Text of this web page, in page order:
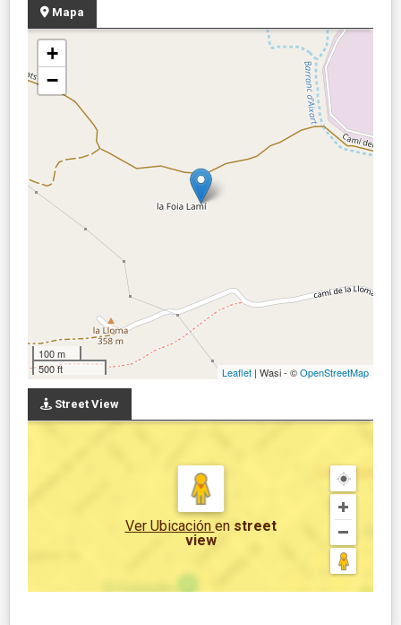
Mapa
+
−
100 m
500 ft
Leaflet | Wasi - ©OpenStreetMap
Street View
Ver Ubicación en street
view